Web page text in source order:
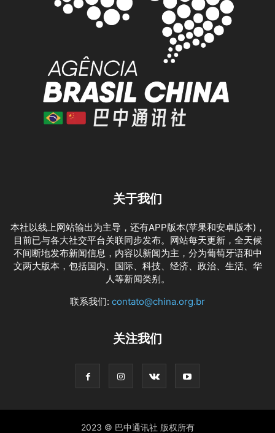
关于我们
本社以线上网站输出为主导，还有APP版本(苹果和安卓版本)，
目前已与各大社交平台关联同步发布。网站每天更新，全天候
不间断地发布新闻信息，内容以新闻为主，分为葡萄牙语和中
文两大版本，包括国内、国际、科技、经济、政治、生活、华
人等新闻类别。
联系我们: contato@china.org.br
关注我们
2023 © 巴中通讯社 版权所有